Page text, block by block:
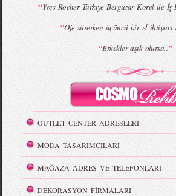
“Yves Rocher Türkiye Bergüzar Korel ile
“Oje sürerken üçüncü bir el ihtiyacı
“Erkekler aşık olursa...”
OUTLET CENTER ADRESLERİ
MODA TASARIMCILARI
MAĞAZA ADRES VE TELEFONLARI
DEKORASYON FİRMALARI